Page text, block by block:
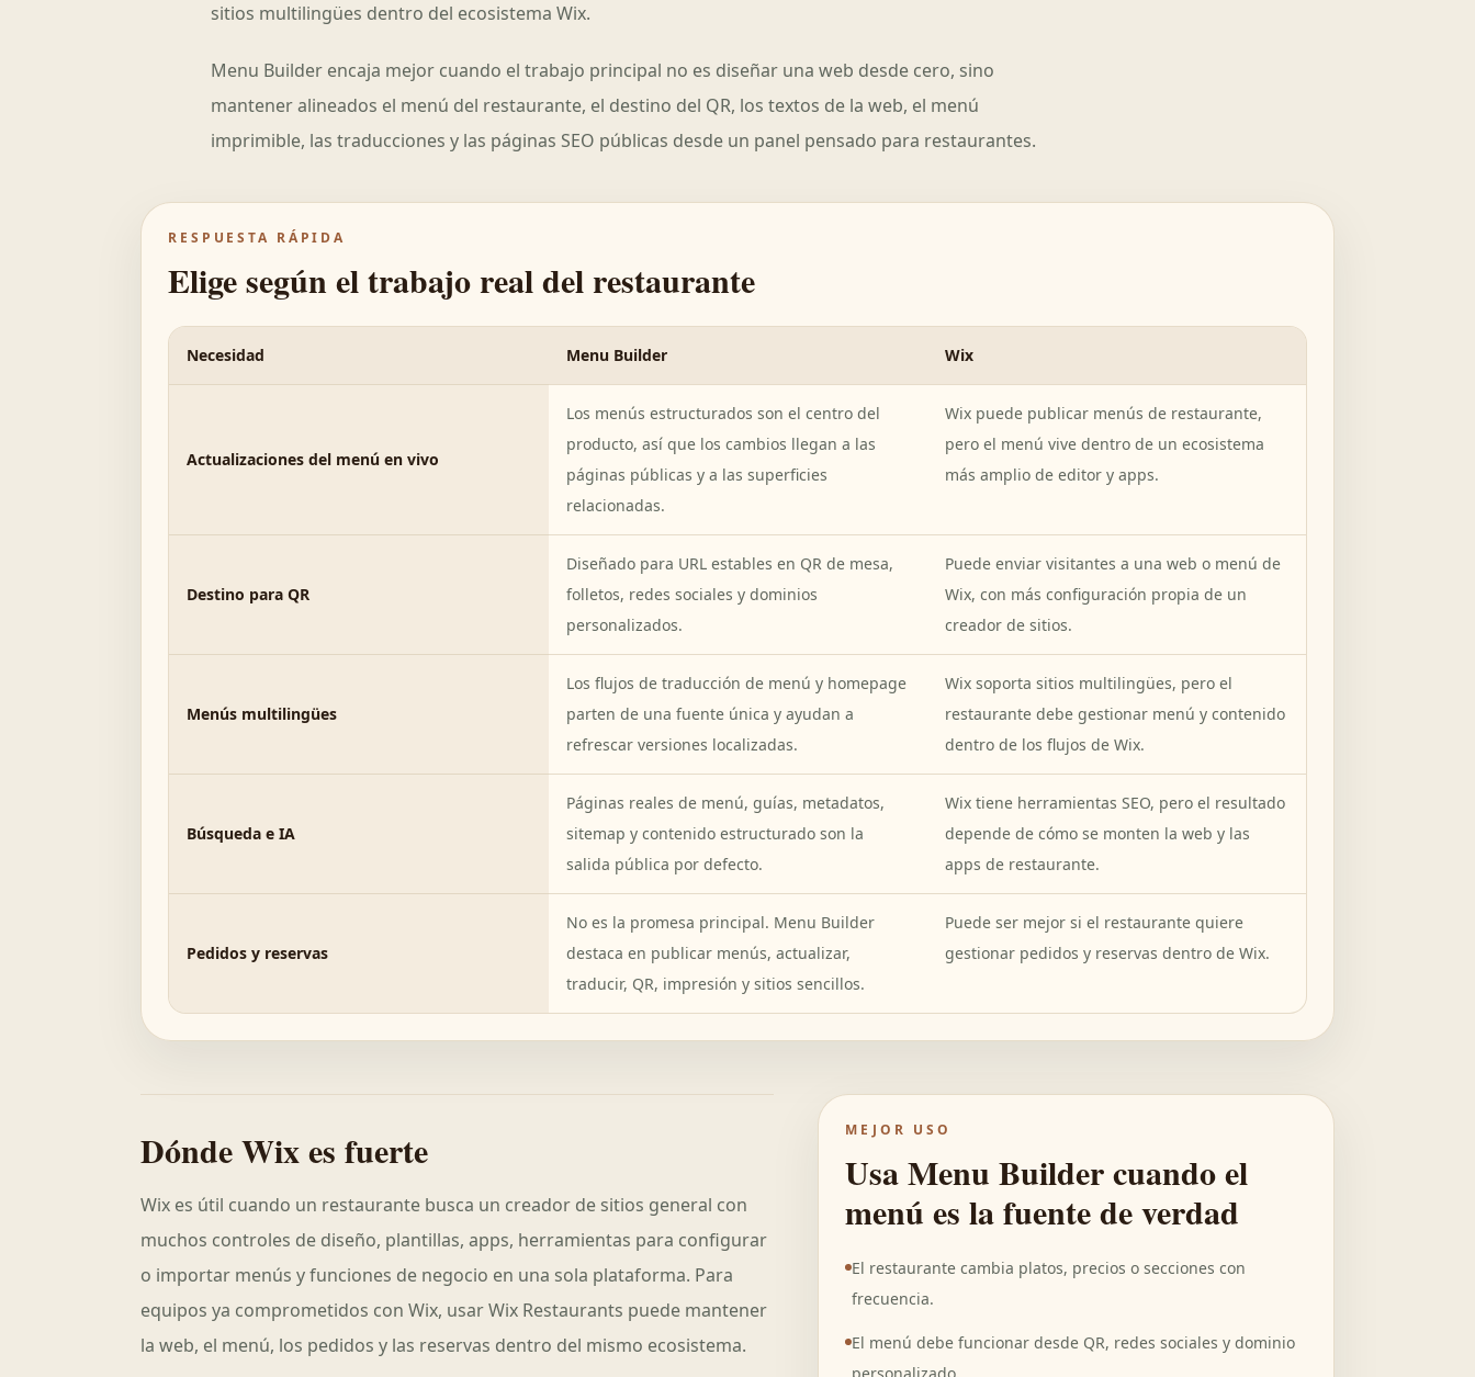
sitios multilingües dentro del ecosistema Wix.
Menu Builder encaja mejor cuando el trabajo principal no es diseñar una web desde cero, sino
mantener alineados el menú del restaurante, el destino del QR, los textos de la web, el menú
imprimible, las traducciones y las páginas SEO públicas desde un panel pensado para restaurantes.
RESPUESTA RÁPIDA
Elige según el trabajo real del restaurante
Necesidad Menu Builder Wix
Actualizaciones del menú en vivo
Los menús estructurados son el centro del
producto, así que los cambios llegan a las
páginas públicas y a las superficies
relacionadas.
Wix puede publicar menús de restaurante,
pero el menú vive dentro de un ecosistema
más amplio de editor y apps.
Destino para QR
Diseñado para URL estables en QR de mesa,
folletos, redes sociales y dominios
personalizados.
Puede enviar visitantes a una web o menú de
Wix, con más configuración propia de un
creador de sitios.
Menús multilingües
Los flujos de traducción de menú y homepage
parten de una fuente única y ayudan a
refrescar versiones localizadas.
Wix soporta sitios multilingües, pero el
restaurante debe gestionar menú y contenido
dentro de los flujos de Wix.
Búsqueda e IA
Páginas reales de menú, guías, metadatos,
sitemap y contenido estructurado son la
salida pública por defecto.
Wix tiene herramientas SEO, pero el resultado
depende de cómo se monten la web y las
apps de restaurante.
Pedidos y reservas
No es la promesa principal. Menu Builder
destaca en publicar menús, actualizar,
traducir, QR, impresión y sitios sencillos.
Puede ser mejor si el restaurante quiere
gestionar pedidos y reservas dentro de Wix.
Dónde Wix es fuerte
Wix es útil cuando un restaurante busca un creador de sitios general con
muchos controles de diseño, plantillas, apps, herramientas para configurar
o importar menús y funciones de negocio en una sola plataforma. Para
equipos ya comprometidos con Wix, usar Wix Restaurants puede mantener
la web, el menú, los pedidos y las reservas dentro del mismo ecosistema.
MEJOR USO
Usa Menu Builder cuando el
menú es la fuente de verdad
El restaurante cambia platos, precios o secciones con
frecuencia.
El menú debe funcionar desde QR, redes sociales y dominio